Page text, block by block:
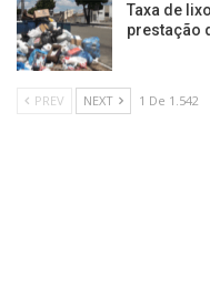
Taxa de
prestação
PREV NEXT 1 De 1.542